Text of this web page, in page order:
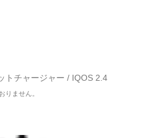
トチャージャー / IQOS 2.4
りません。